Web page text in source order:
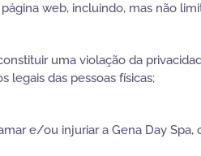
web, incluindo, mas não
uma violação da
legais das pessoas físicas;
e/ou injuriar a Gena Day